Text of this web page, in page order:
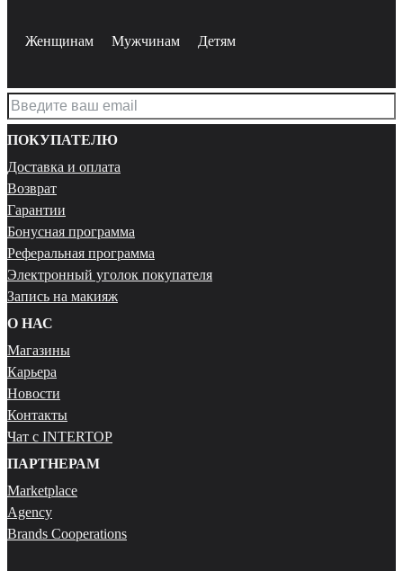
Женщинам Мужчинам Детям
ПОКУПАТЕЛЮ
Доставка и оплата
Возврат
Гарантии
Бонусная программа
Реферальная программа
Электронный уголок покупателя
Запись на макияж
О НАС
Магазины
Карьера
Новости
Контакты
Чат с INTERTOP
ПАРТНЕРАМ
Marketplace
Agency
Brands Cooperations